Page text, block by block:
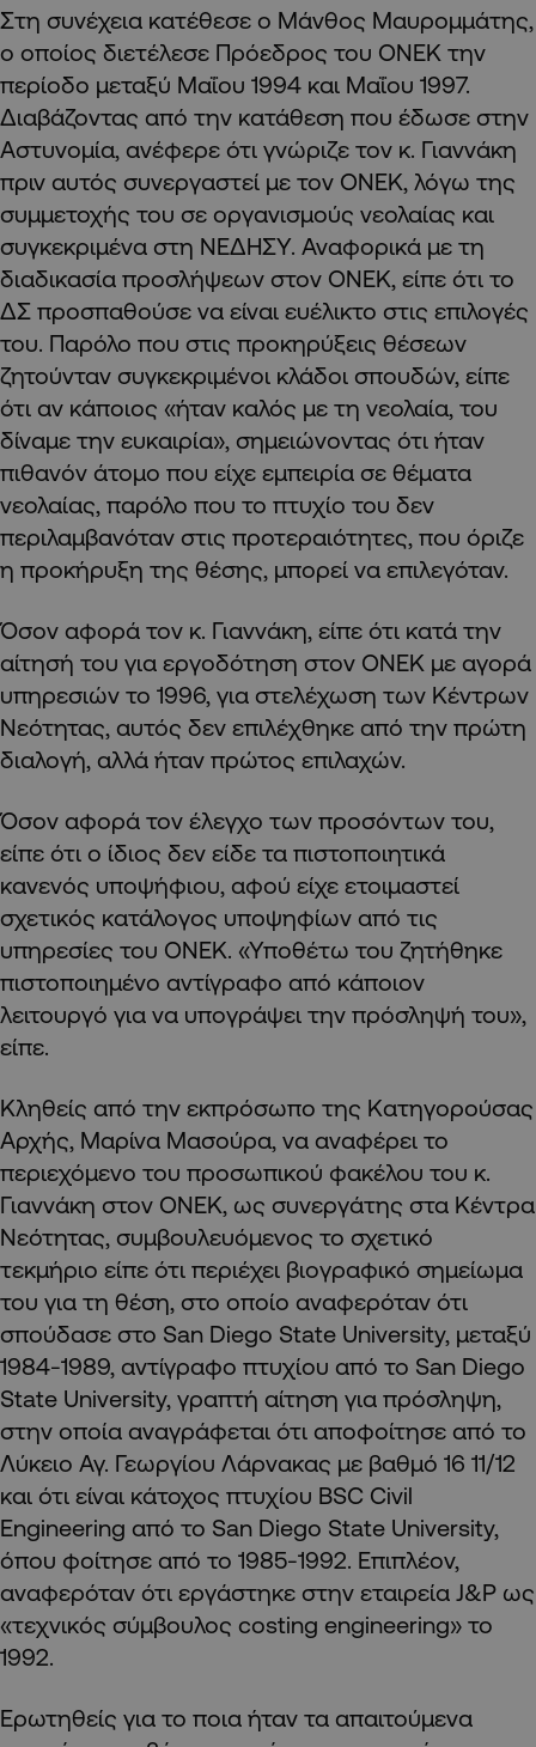
Στη συνέχεια κατέθεσε ο Μάνθος Μαυρομμάτης,
ο οποίος διετέλεσε Πρόεδρος του ΟΝΕΚ την
περίοδο μεταξύ Μαΐου 1994 και Μαΐου 1997.
Διαβάζοντας από την κατάθεση που έδωσε στην
Αστυνομία, ανέφερε ότι γνώριζε τον κ. Γιαννάκη
πριν αυτός συνεργαστεί με τον ΟΝΕΚ, λόγω της
συμμετοχής του σε οργανισμούς νεολαίας και
συγκεκριμένα στη ΝΕΔΗΣΥ. Αναφορικά με τη
διαδικασία προσλήψεων στον ΟΝΕΚ, είπε ότι το
ΔΣ προσπαθούσε να είναι ευέλικτο στις επιλογές
του. Παρόλο που στις προκηρύξεις θέσεων
ζητούνταν συγκεκριμένοι κλάδοι σπουδών, είπε
ότι αν κάποιος «ήταν καλός με τη νεολαία, του
δίναμε την ευκαιρία», σημειώνοντας ότι ήταν
πιθανόν άτομο που είχε εμπειρία σε θέματα
νεολαίας, παρόλο που το πτυχίο του δεν
περιλαμβανόταν στις προτεραιότητες, που όριζε
η προκήρυξη της θέσης, μπορεί να επιλεγόταν.
Όσον αφορά τον κ. Γιαννάκη, είπε ότι κατά την
αίτησή του για εργοδότηση στον ΟΝΕΚ με αγορά
υπηρεσιών το 1996, για στελέχωση των Κέντρων
Νεότητας, αυτός δεν επιλέχθηκε από την πρώτη
διαλογή, αλλά ήταν πρώτος επιλαχών.
Όσον αφορά τον έλεγχο των προσόντων του,
είπε ότι ο ίδιος δεν είδε τα πιστοποιητικά
κανενός υποψήφιου, αφού είχε ετοιμαστεί
σχετικός κατάλογος υποψηφίων από τις
υπηρεσίες του ΟΝΕΚ. «Υποθέτω του ζητήθηκε
πιστοποιημένο αντίγραφο από κάποιον
λειτουργό για να υπογράψει την πρόσληψή του»,
είπε.
Κληθείς από την εκπρόσωπο της Κατηγορούσας
Αρχής, Μαρίνα Μασούρα, να αναφέρει το
περιεχόμενο του προσωπικού φακέλου του κ.
Γιαννάκη στον ΟΝΕΚ, ως συνεργάτης στα Κέντρα
Νεότητας, συμβουλευόμενος το σχετικό
τεκμήριο είπε ότι περιέχει βιογραφικό σημείωμα
του για τη θέση, στο οποίο αναφερόταν ότι
σπούδασε στο San Diego State University, μεταξύ
1984-1989, αντίγραφο πτυχίου από το San Diego
State University, γραπτή αίτηση για πρόσληψη,
στην οποία αναγράφεται ότι αποφοίτησε από το
Λύκειο Αγ. Γεωργίου Λάρνακας με βαθμό 16 11/12
και ότι είναι κάτοχος πτυχίου BSC Civil
Engineering από το San Diego State University,
όπου φοίτησε από το 1985-1992. Επιπλέον,
αναφερόταν ότι εργάστηκε στην εταιρεία J&P ως
«τεχνικός σύμβουλος costing engineering» το
1992.
Ερωτηθείς για το ποια ήταν τα απαιτούμενα